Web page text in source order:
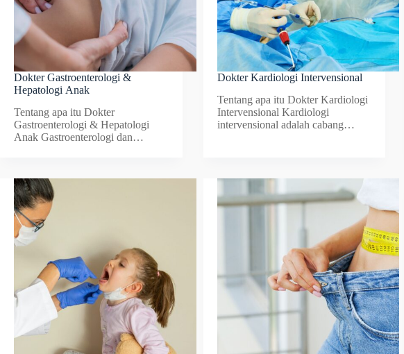
Dokter Gastroenterologi &
Hepatologi Anak
Tentang apa itu Dokter
Gastroenterologi & Hepatologi
Anak Gastroenterologi dan…
Dokter Kardiologi Intervensional
Tentang apa itu Dokter Kardiologi
Intervensional Kardiologi
intervensional adalah cabang…